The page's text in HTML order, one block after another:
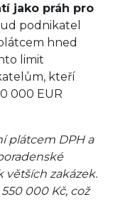
jako práh pro
podnikatel
hned
limit
kteří
000 EUR
plátcem DPH a
větších zakázek.
000 Kč, což